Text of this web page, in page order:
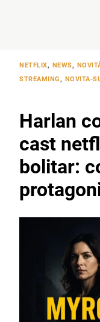
NETFLIX, NEWS,
STREAMING, NOVITA-
Harlan
cast
bolitar: